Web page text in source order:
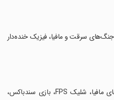
جنگ‌های سرقت و مافیا، فیزیک خنده‌دار
‏کلمات کلیدی: بازی پیکسلی، جنگ‌های مافیا، شلیک FPS، بازی سندباکس،